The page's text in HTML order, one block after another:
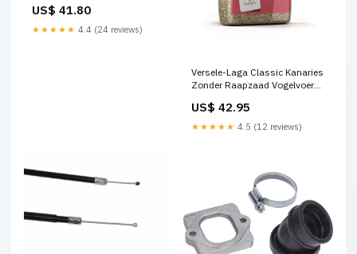
US$ 41.80
★★★★★ 4.4 (24 reviews)
Versele-Laga Classic Kanaries
Zonder Raapzaad Vogelvoer
US$ 42.95
★★★★★ 4.5 (12 reviews)